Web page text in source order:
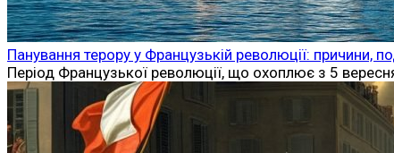
Панування терору у Французькій революції: причини,
Період Французької революції, що охоплює з 5